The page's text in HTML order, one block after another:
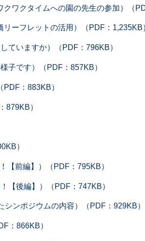
ワクタイムへの園の先生の参加）（
ーフレットの活用）（PDF：1,235KB
ていますか）（PDF：796KB）
子です）（PDF：857KB）
：883KB）
879KB）
）
【前編】）（PDF：795KB）
【後編】）（PDF：747KB）
ンポジウムの内容）（PDF：929KB）
：866KB）